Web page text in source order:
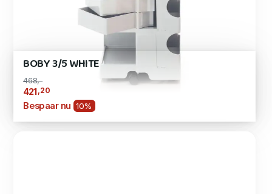
BOBY 3/5 WHITE
468,-
421,20
Bespaar nu 10%